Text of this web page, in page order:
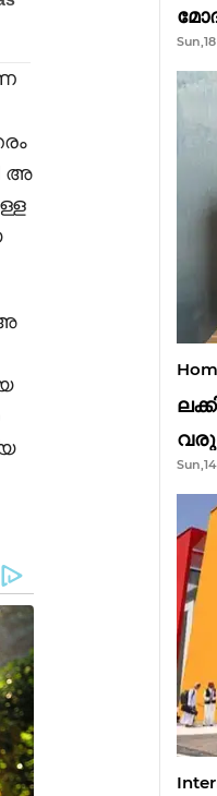
അ